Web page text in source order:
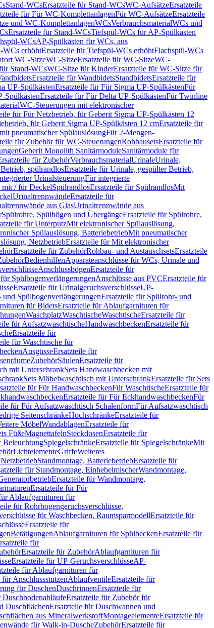
Stand-WCsErsatzteile für Stand-WCsWC-AufsätzeErsatzteile
für Für WC-KomplettanlagenFür WC-AufsätzeErsatzteile
und WC-KomplettanlagenWCsVerbrauchsmaterialWCs und
Ersatzteile für Stand-WCsTiefspül-WCs für AP-Spülkasten
WCsAP-Spülkästen für WCs, aus
WCs erhöhtErsatzteile für Tiefspül-WCs erhöhtFlachspül-WCs
WC-SitzeWC-SitzeErsatzteile für WC-SitzeWC-
Stand-WCsWC-Sitze für KinderErsatzteile für WC-Sitze für
Ersatzteile für WandbidetsStandbidetsErsatzteile für
UP-SpülkästenErsatzteile für Für Sigma UP-SpülkästenFür
SpülkästenErsatzteile für Für Delta UP-SpülkästenFür Twinline
WC-Steuerungen mit elektronischer
für Für Netzbetrieb, für Geberit Sigma UP-Spülkästen 12
für Geberit Sigma UP-Spülkästen 12 cmErsatzteile für
pneumatischer SpülauslösungFür 2-Mengen-
für Zubehör für WC-SteuerungenRohbausetsErsatzteile für
Geberit Monolith SanitärmoduleSanitärmodule für
für ZubehörVerbrauchsmaterialUrinaleUrinale,
spülrandlosErsatzteile für Urinale, gespülter Betrieb,
UrinalsteuerungFür integrierte
mit / für DeckelSpülrandlosErsatzteile für SpülrandlosMit
UrinaltrennwändeErsatzteile für
aus GlasUrinaltrennwände aus
Spülrohre, Spülbögen und ÜbergängeErsatzteile für Spülrohre,
für UnterputzMit elektronischer Spülauslösung,
Spülauslösung, BatteriebetriebMit pneumatischer
NetzbetriebErsatzteile für Mit elektronischer
Ersatzteile für ZubehörRohbau- und AustauschsetsErsatzteile
BedienhilfenApparateanschlüsse für WCs, Urinale und
AnschlussbögenErsatzteile für
SpülbogenverlängerungenAnschlüsse aus PVCErsatzteile für
Ersatzteile für UrinalgeruchsverschlüsseUP-
und SpülbogenverlängerungenErsatzteile für Spülrohr- und
für BidetsErsatzteile für Ablaufgarnituren für
WaschplatzWaschtischeWaschtischeErsatzteile für
für AufsatzwaschtischeHandwaschbeckenErsatzteile für
Ersatzteile für
für Waschtische für
AusgüsseErsatzteile für
ZubehörSäulenErsatzteile für
mit UnterschrankSets Handwaschbecken mit
Sets Möbelwaschtisch mit UnterschrankErsatzteile für Sets
für Für HandwaschbeckenFür WaschtischeErsatzteile für
Ersatzteile für Für EckhandwaschbeckenFür
für Für Aufsatzwaschtisch SchalenformFür Aufsatzwaschtisch
SeitenschränkeHochschränkeErsatzteile für
MöbelWandablagenErsatzteile für
FüßeMagnettafelnSteckdosenErsatzteile für
BeleuchtungSpiegelschränkeErsatzteile für SpiegelschränkeMit
LichtelementeGriffeWeiteres
Standmontage, BatteriebetriebErsatzteile für
für Standmontage, EinhebelmischerWandmontage,
Ersatzteile für Wandmontage,
Ersatzteile für Für
Ablaufgarnituren für
für Rohrbogengeruchsverschlüsse,
für Waschbecken, RaumsparmodellErsatzteile für
Ersatzteile für
BetätigungenAblaufgarnituren für SpülbeckenErsatzteile für
für
Ersatzteile für ZubehörAblaufgarnituren für
Ersatzteile für UP-GeruchsverschlüsseAP-
für Ablaufgarnituren für
AnschlussstutzenAblaufventileErsatzteile für
für DuschenDuschrinnenErsatzteile für
Ersatzteile für Zubehör für
DuschflächenErsatzteile für Duschwannen und
aus MineralwerkstoffMontageelementeErsatzteile für
für Walk-in-DuscheZubehörErsatzteile für